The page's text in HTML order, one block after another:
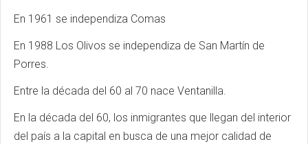
En 1961 se independiza Comas
En 1988 Los Olivos se independiza de San Martín de
Porres.
Entre la década del 60 al 70 nace Ventanilla.
En la década del 60, los inmigrantes que llegan del interior
del país a la capital en busca de una mejor calidad de